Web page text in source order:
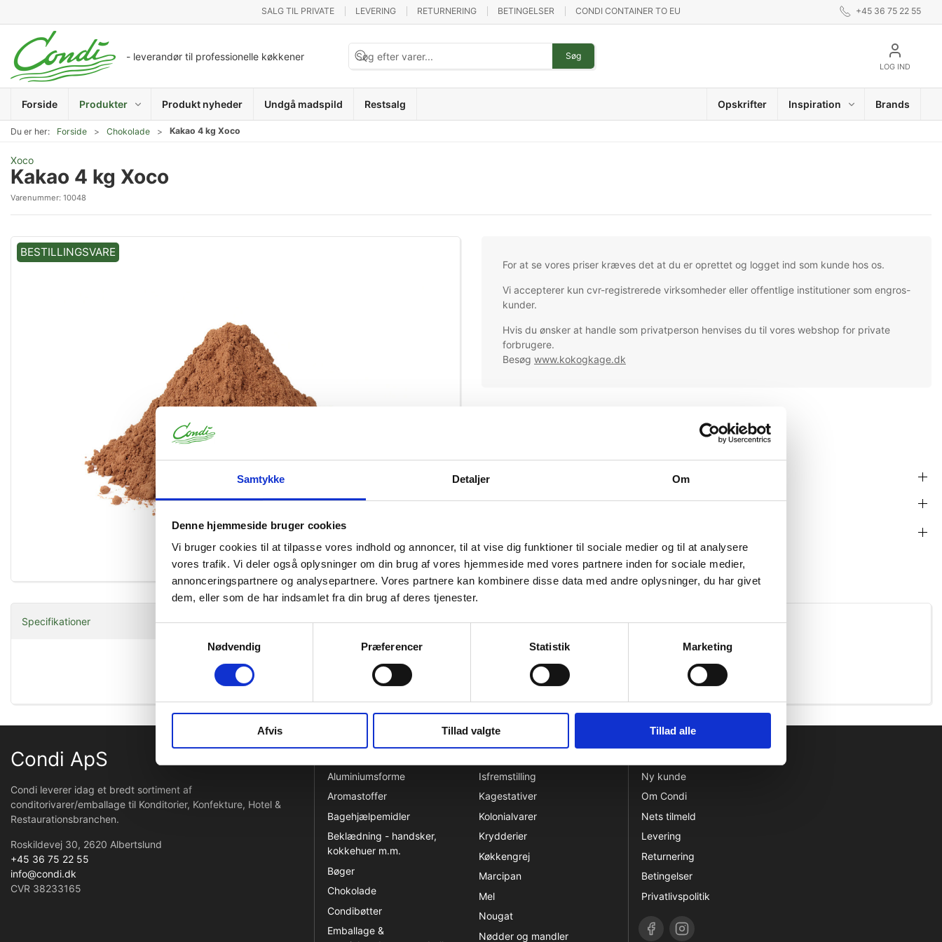
Samtykke Detaljer Om
Denne hjemmeside bruger cookies
Vi bruger cookies til at tilpasse vores indhold og annoncer, til at vise dig funktioner til sociale medier og til at analysere
vores trafik. Vi deler også oplysninger om din brug af vores hjemmeside med vores partnere inden for sociale medier,
annonceringspartnere og analysepartnere. Vores partnere kan kombinere disse data med andre oplysninger, du har givet
dem, eller som de har indsamlet fra din brug af deres tjenester.
Nødvendig
Præferencer Statistik Marketing
Afvis Tillad valgte Tillad alle
SALG TIL PRIVATE LEVERING RETURNERING BETINGELSER CONDI CONTAINER TO EU +45 36 75 22 55
- leverandør til professionelle køkkener Søg
LOG IND
Forside Produkter Produkt nyheder Undgå madspild Restsalg Opskrifter Inspiration Brands
Du er her: Forside Chokolade Kakao 4 kg Xoco
Xoco
Kakao 4 kg Xoco
Varenummer: 10048
BESTILLINGSVARE
Forstør
For at se vores priser kræves det at du er oprettet og logget ind som kunde hos os.
Vi accepterer kun cvr-registrerede virksomheder eller offentlige institutioner som engros-
kunder.
Hvis du ønsker at handle som privatperson henvises du til vores webshop for private
forbrugere.
Besøg www.kokogkage.dk
Mere information
Ingredienser
Næringsindhold pr 100 g
Specifikationer
Condi ApS
Condi leverer idag et bredt sortiment af
conditorivarer/emballage til Konditorier, Konfekture, Hotel &
Restaurationsbranchen.
Roskildevej 30, 2620 Albertslund
+45 36 75 22 55
info@condi.dk
CVR 38233165
Aluminiumsforme
Aromastoffer
Bagehjælpemidler
Beklædning - handsker,
kokkehuer m.m.
Bøger
Chokolade
Condibøtter
Emballage &
Isfremstilling
Kagestativer
Kolonialvarer
Krydderier
Køkkengrej
Marcipan
Mel
Nougat
Nødder og mandler
Ny kunde
Om Condi
Nets tilmeld
Levering
Returnering
Betingelser
Privatlivspolitik